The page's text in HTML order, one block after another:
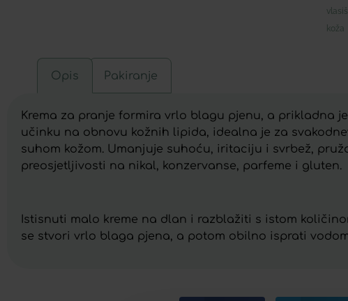
koža
Opis Pakiranje
Krema za pranje formira vrlo blagu pjenu, a prikladna
učinku na obnovu kožnih lipida, idealna je za
suhom kožom. Umanjuje suhoću, iritaciju i svrbež,
preosjetljivosti na nikal, konzervanse, parfeme i gluten.
Istisnuti malo kreme na dlan i razblažiti s istom
se stvori vrlo blaga pjena, a potom obilno isprati